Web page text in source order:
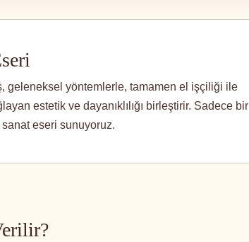
geleneksel yöntemlerle, tamamen el işçiliği ile
estetik ve dayanıklılığı birleştirir. Sadece bir
eseri sunuyoruz.